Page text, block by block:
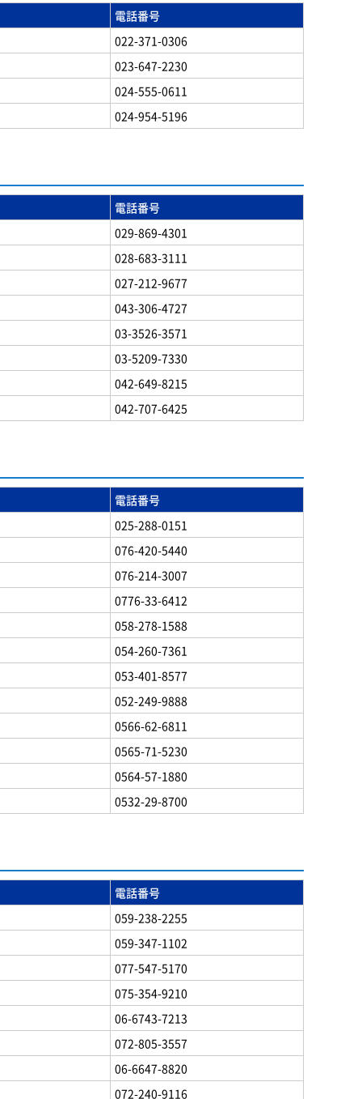
電話番号
022-371-0306
023-647-2230
024-555-0611
024-954-5196
電話番号
029-869-4301
028-683-3111
027-212-9677
043-306-4727
03-3526-3571
03-5209-7330
042-649-8215
042-707-6425
電話番号
025-288-0151
076-420-5440
076-214-3007
0776-33-6412
058-278-1588
054-260-7361
053-401-8577
052-249-9888
0566-62-6811
0565-71-5230
0564-57-1880
0532-29-8700
電話番号
059-238-2255
059-347-1102
077-547-5170
075-354-9210
06-6743-7213
072-805-3557
06-6647-8820
072-240-9116